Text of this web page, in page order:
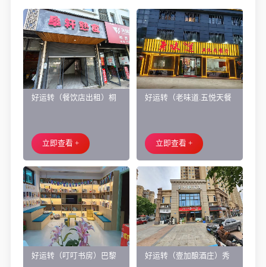
好运转（餐饮店出租）桐
面旺铺出租
立即查看 +
好运转（老味道.五悦天餐
让、主要房租低
立即查看 +
好运转（叮叮书房）巴黎 好运转（壹加酿酒庄）秀